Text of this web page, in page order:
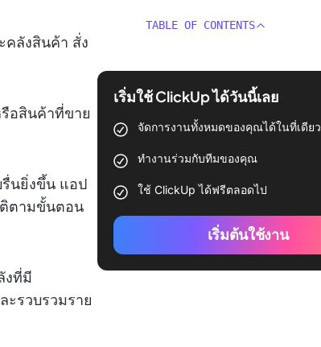
คลังสินค้า สั่ง
รือสินค้าที่ขาย
รื่นยิ่งขึ้น แอป
ติตามขั้นตอน
งที่มี
ะรวบรวมราย
TABLE OF CONTENTS
เริ่มใช้ ClickUp ได้วันนี้เลย
จัดการงานทั้งหมดของคุณได้ในที่เดียว
ทำงานร่วมกับทีมของคุณ
ใช้ ClickUp ได้ฟรีตลอดไป
เริ่มต้นใช้งาน